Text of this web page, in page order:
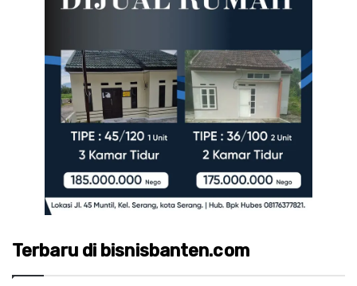
Terbaru di bisnisbanten.com